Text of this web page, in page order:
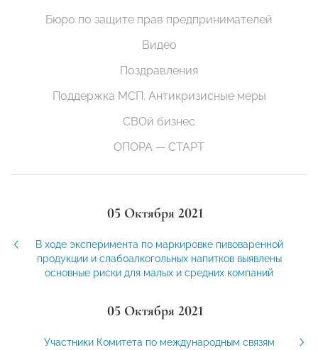
Бюро по защите прав предпринимателей
Видео
Поздравления
Поддержка МСП. Антикризисные меры
СВОй бизнес
ОПОРА — СТАРТ
05 Октября 2021
В ходе эксперимента по маркировке пивоваренной
продукции и слабоалкогольных напитков выявлены
основные риски для малых и средних компаний
05 Октября 2021
Участники Комитета по международным связям